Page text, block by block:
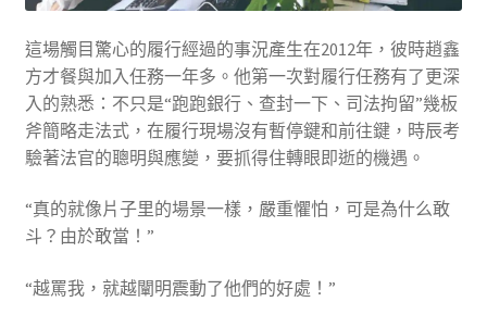
這場觸目驚心的履行經過的事況產生在2012年，彼時趙鑫
方才餐與加入任務一年多。他第一次對履行任務有了更深
入的熟悉：不只是“跑跑銀行、查封一下、司法拘留”幾板
斧簡略走法式，在履行現場沒有暫停鍵和前往鍵，時辰考
驗著法官的聰明與應變，要抓得住轉眼即逝的機遇。
“真的就像片子里的場景一樣，嚴重懼怕，可是為什么敢
斗？由於敢當！”
“越罵我，就越闡明震動了他們的好處！”